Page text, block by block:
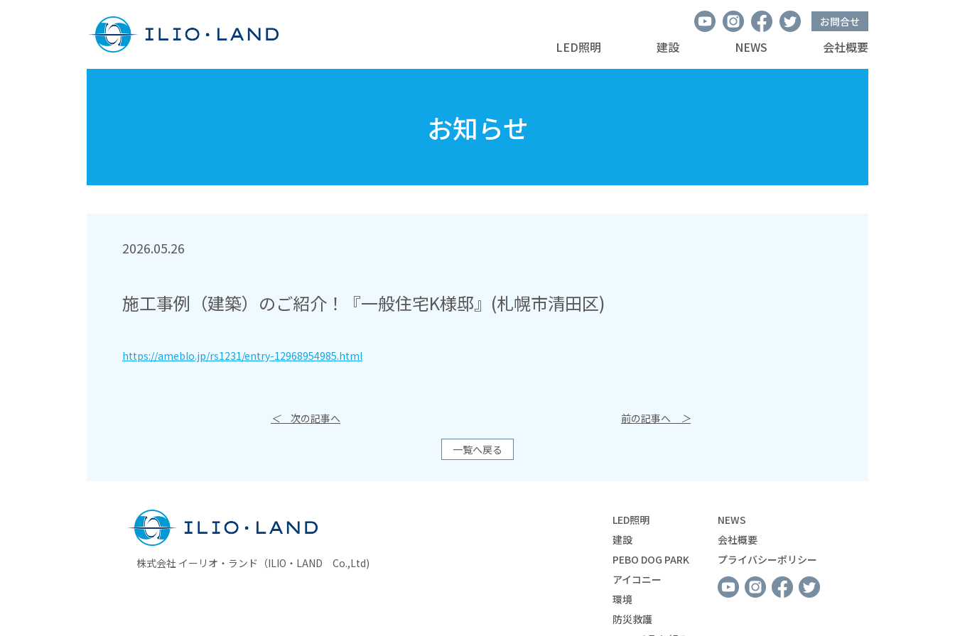
お問合せ
LED照明 建設 NEWS 会社概要
お知らせ
2026.05.26
施工事例（建築）のご紹介！『一般住宅K様邸』(札幌市清田区)
https://ameblo.jp/rs1231/entry-12968954985.html
＜次の記事へ 前の記事へ ＞
一覧へ戻る
株式会社 イーリオ・ランド（ILIO・LAND Co.,Ltd)
LED照明
建設
PEBO DOG PARK
アイコニー
環境
防災救護
NEWS
会社概要
プライバシーポリシー